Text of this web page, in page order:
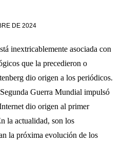
DE 2024
inextricablemente asociada con
que la precedieron o
dio origen a los periódicos.
Guerra Mundial impulsó
dio origen al primer
la actualidad, son los
la próxima evolución de los